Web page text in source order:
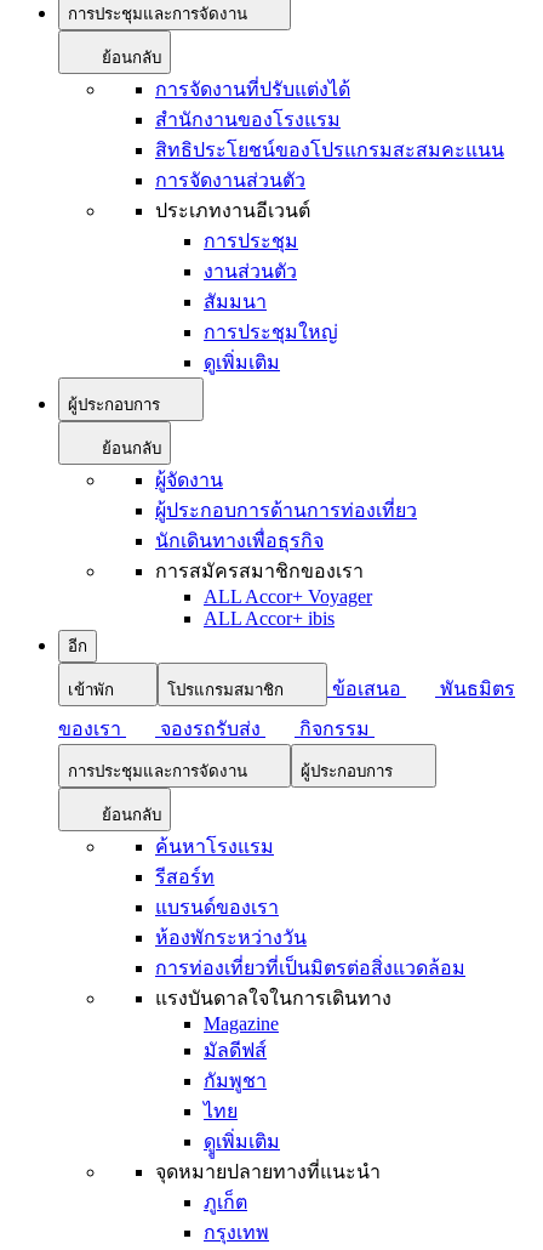
การประชุมและการจัดงาน
ย้อนกลับ
การจัดงานที่ปรับแต่งได้
สำนักงานของโรงแรม
สิทธิประโยชน์ของโปรแกรมสะสมคะแนน
การจัดงานส่วนตัว
ประเภทงานอีเวนต์
การประชุม
งานส่วนตัว
สัมมนา
การประชุมใหญ่
ดูเพิ่มเติม
ผู้ประกอบการ
ย้อนกลับ
ผู้จัดงาน
ผู้ประกอบการด้านการท่องเที่ยว
นักเดินทางเพื่อธุรกิจ
การสมัครสมาชิกของเรา
ALL Accor+ Voyager
ALL Accor+ ibis
อีก
เข้าพัก โปรแกรมสมาชิก ข้อเสนอ
พันธมิตร
ของเรา
จองรถรับส่ง กิจกรรม
การประชุมและการจัดงาน ผู้ประกอบการ
ย้อนกลับ
ค้นหาโรงแรม
รีสอร์ท
แบรนด์ของเรา
ห้องพักระหว่างวัน
การท่องเที่ยวที่เป็นมิตรต่อสิ่งแวดล้อม
แรงบันดาลใจในการเดินทาง
Magazine
มัลดีฟส์
กัมพูชา
ไทย
ดููเพิ่มเติม
จุดหมายปลายทางที่แนะนำ
ภูเก็ต
กรุงเทพ